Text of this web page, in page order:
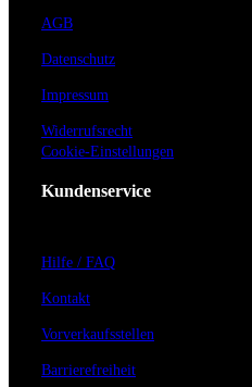
AGB
Datenschutz
Impressum
Widerrufsrecht
Cookie-Einstellungen
Kundenservice
Hilfe / FAQ
Kontakt
Vorverkaufsstellen
Barrierefreiheit